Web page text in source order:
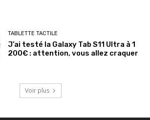
TABLETTE TACTILE
J’ai testé la Galaxy Tab S11 Ultra à 1
200€ : attention, vous allez craquer
Voir plus